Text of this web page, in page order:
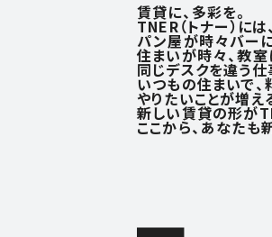
賃貸に、多彩を。
TNER（トナー）には
パン屋が時々バーに
住まいが時々、教室
同じデスクを違う仕
いつもの住まいで
やりたいことが増え
新しい賃貸の形が
ここから、あなたも